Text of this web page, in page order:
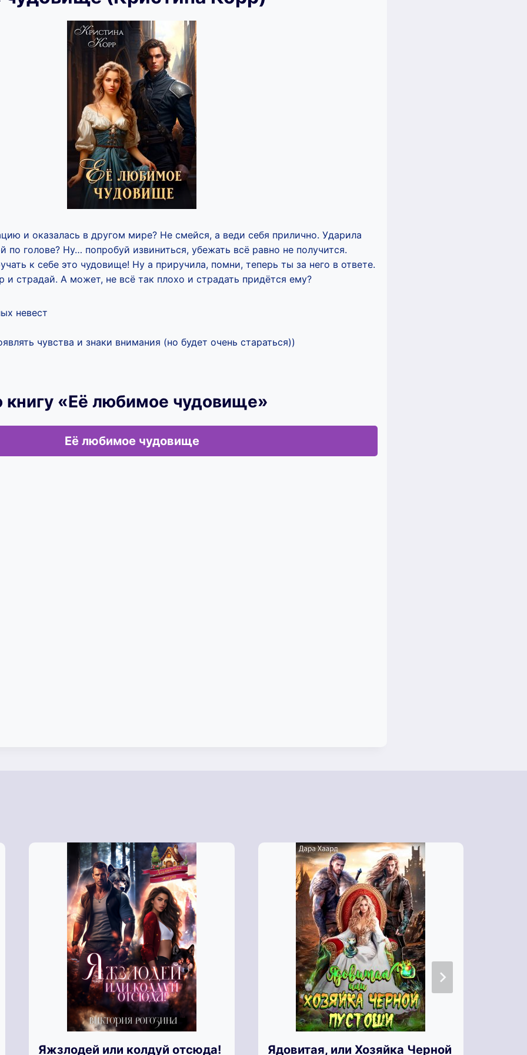
и оказалась в другом мире? Не смейся, а веди себя прилично. Ударила
по голове? Ну… попробуй извиниться, убежать всё равно не получится.
к себе это чудовище! Ну а приручила, помни, теперь ты за него в ответе.
и страдай. А может, не всё так плохо и страдать придётся ему?
невест
чувства и знаки внимания (но будет очень стараться))
книгу «Её любимое чудовище»
Её любимое чудовище
Яжзлодей или колдуй отсюда! Ядовитая, или Хозяйка Черной